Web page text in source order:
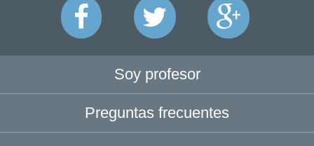
Soy profesor
Preguntas frecuentes